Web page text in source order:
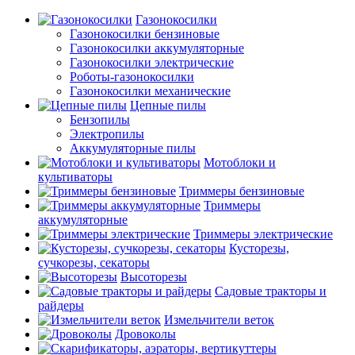
Газонокосилки
Газонокосилки бензиновые
Газонокосилки аккумуляторные
Газонокосилки электрические
Роботы-газонокосилки
Газонокосилки механические
Цепные пилы
Бензопилы
Электропилы
Аккумуляторные пилы
Мотоблоки и
культиваторы
Триммеры бензиновые
Триммеры
аккумуляторные
Триммеры электрические
Кусторезы,
сучкорезы, секаторы
Высоторезы
Садовые тракторы и
райдеры
Измельчители веток
Дровоколы